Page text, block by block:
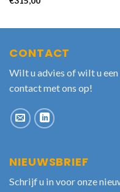
CONTACT
Wilt u advies of wilt u een
contact met ons op!
NIEUWSBRIEF
Schrijf u in voor onze